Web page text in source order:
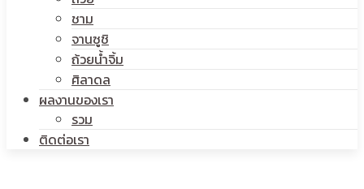
ชาม
จานซูชิ
ถ้วยน้ำจิ้ม
ศิลาดล
ผลงานของเรา
รวม
ติดต่อเรา